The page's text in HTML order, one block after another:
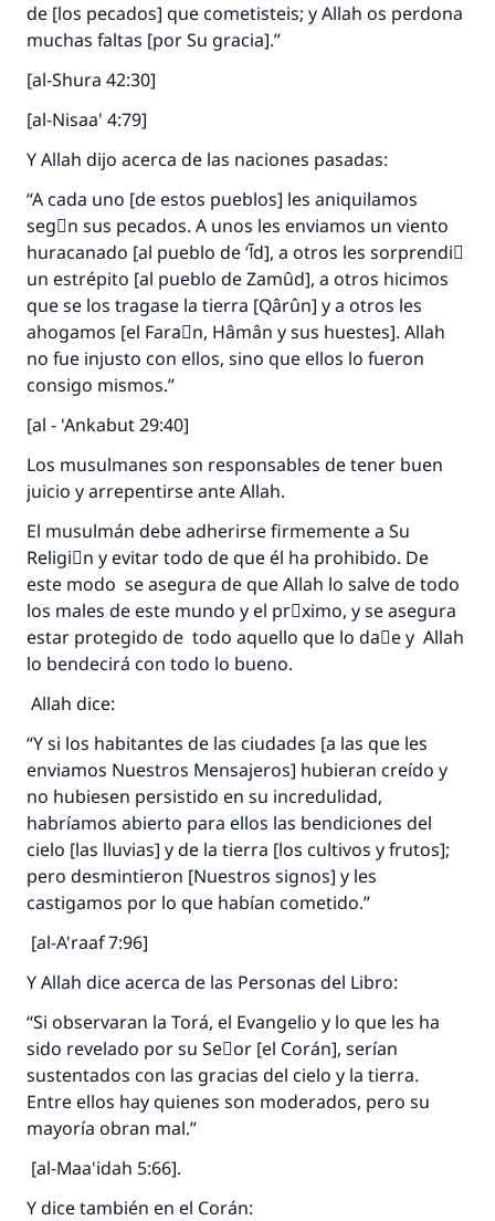
de [los pecados] que cometisteis; y Allah os perdona
muchas faltas [por Su gracia].”
[al-Shura 42:30]
[al-Nisaa' 4:79]
Y Allah dijo acerca de las naciones pasadas:
“A cada uno [de estos pueblos] les aniquilamos
segْn sus pecados. A unos les enviamos un viento
huracanado [al pueblo de ‘آd], a otros les sorprendiَ
un estrépito [al pueblo de Zamûd], a otros hicimos
que se los tragase la tierra [Qârûn] y a otros les
ahogamos [el Faraَn, Hâmân y sus huestes]. Allah
no fue injusto con ellos, sino que ellos lo fueron
consigo mismos.”
[al - 'Ankabut 29:40]
Los musulmanes son responsables de tener buen
juicio y arrepentirse ante Allah.
El musulmán debe adherirse firmemente a Su
Religiَn y evitar todo de que él ha prohibido. De
este modo se asegura de que Allah lo salve de todo
los males de este mundo y el prَximo, y se asegura
estar protegido de todo aquello que lo daٌe y Allah
lo bendecirá con todo lo bueno.
Allah dice:
“Y si los habitantes de las ciudades [a las que les
enviamos Nuestros Mensajeros] hubieran creído y
no hubiesen persistido en su incredulidad,
habríamos abierto para ellos las bendiciones del
cielo [las lluvias] y de la tierra [los cultivos y frutos];
pero desmintieron [Nuestros signos] y les
castigamos por lo que habían cometido.”
[al-A'raaf 7:96]
Y Allah dice acerca de las Personas del Libro:
“Si observaran la Torá, el Evangelio y lo que les ha
sido revelado por su Seٌor [el Corán], serían
sustentados con las gracias del cielo y la tierra.
Entre ellos hay quienes son moderados, pero su
mayoría obran mal.”
[al-Maa'idah 5:66].
Y dice también en el Corán: